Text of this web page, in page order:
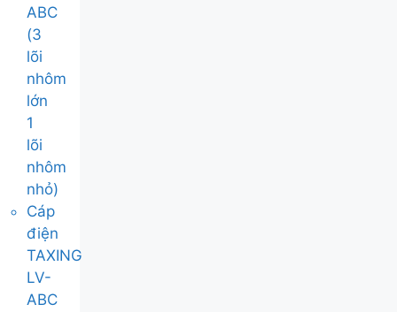
ABC
(3
lõi
nhôm
lớn
1
lõi
nhôm
nhỏ)
Cáp
điện
TAXING
LV-
ABC